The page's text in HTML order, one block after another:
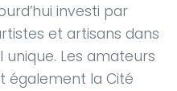
investi par
et artisans dans
Les amateurs
également la Cité